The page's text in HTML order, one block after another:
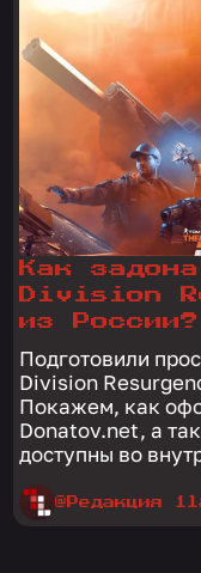
Как
Division
из России?
Подготовили
Division
Покажем, как
Donatov.net, а
доступны во
@Редакция